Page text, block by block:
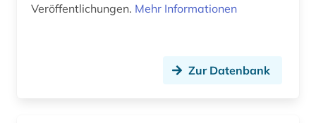
bisexualität (3)
Veröffentlichungen. Mehr Informationen
Zur Datenbank